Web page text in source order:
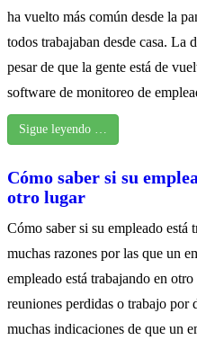
ha vuelto más común desde la
todos trabajaban desde casa. La
pesar de que la gente está de
software de monitoreo de
Sigue leyendo …
Cómo saber si su
otro lugar
Cómo saber si su empleado
muchas razones por las que un
empleado está trabajando en
reuniones perdidas o trabajo por
muchas indicaciones de que un